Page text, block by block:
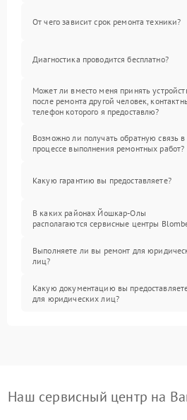
От чего зависит срок ремонта техники?
Диагностика проводится бесплатно?
Может ли вместо меня принять
после ремонта другой человек,
телефон которого я предоставлю?
Возможно ли получать обратную связь в
процессе выполнения ремонтных работ?
Какую гарантию вы предоставляете?
В каких районах Йошкар-Олы
располагаются сервисные центры
Выполняете ли вы ремонт для
лиц?
Какую документацию вы
для юридических лиц?
Наш сервисный центр на